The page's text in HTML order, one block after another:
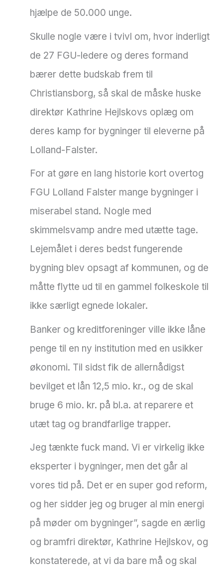
hjælpe de 50.000 unge.
Skulle nogle være i tvivl om, hvor inderligt
de 27 FGU-ledere og deres formand
bærer dette budskab frem til
Christiansborg, så skal de måske huske
direktør Kathrine Hejlskovs oplæg om
deres kamp for bygninger til eleverne på
Lolland-Falster.
For at gøre en lang historie kort overtog
FGU Lolland Falster mange bygninger i
miserabel stand. Nogle med
skimmelsvamp andre med utætte tage.
Lejemålet i deres bedst fungerende
bygning blev opsagt af kommunen, og de
måtte flytte ud til en gammel folkeskole til
ikke særligt egnede lokaler.
Banker og kreditforeninger ville ikke låne
penge til en ny institution med en usikker
økonomi. Til sidst fik de allernådigst
bevilget et lån 12,5 mio. kr., og de skal
bruge 6 mio. kr. på bl.a. at reparere et
utæt tag og brandfarlige trapper.
Jeg tænkte fuck mand. Vi er virkelig ikke
eksperter i bygninger, men det går al
vores tid på. Det er en super god reform,
og her sidder jeg og bruger al min energi
på møder om bygninger”, sagde en ærlig
og bramfri direktør, Kathrine Hejlskov, og
konstaterede, at vi da bare må og skal